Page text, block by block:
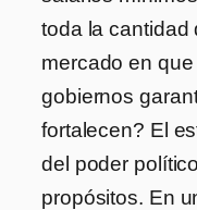
toda la cantidad
mercado en
gobiernos
fortalecen? El
del poder
propósitos. En